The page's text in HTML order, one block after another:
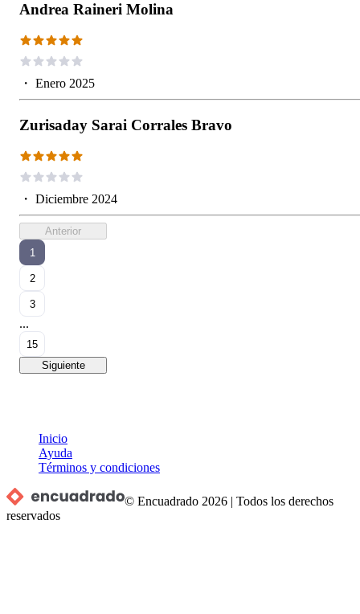
Andrea Raineri Molina
・ Enero 2025
Zurisaday Sarai Corrales Bravo
・ Diciembre 2024
Anterior
1
2
3
...
15
Siguiente
Inicio
Ayuda
Términos y condiciones
© Encuadrado 2026 |Todos los derechos
reservados